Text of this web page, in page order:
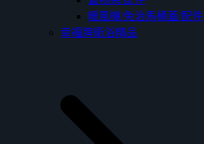
暖風機/免治馬桶蓋/配件
幸福牌衛浴精品